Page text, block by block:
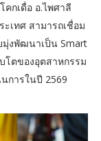
กเดื่อ อ.ไพศาลี
เทศ สามารถเชื่อม
มุ่งพัฒนาเป็น Smart
โตของอุตสาหกรรม
การในปี 2569